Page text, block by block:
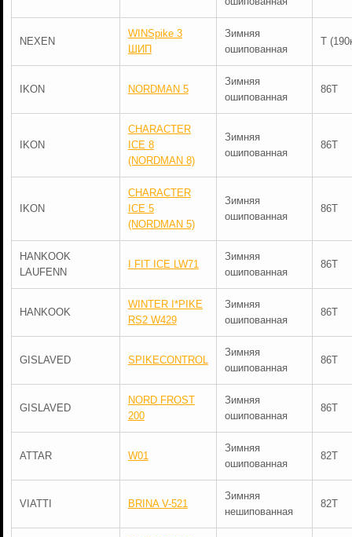
NEXEN
WINSpike 3
ШИП
Зимняя
ошипованная
T
IKON NORDMAN 5
Зимняя
ошипованная
86T
IKON
CHARACTER
ICE 8
(NORDMAN 8)
Зимняя
ошипованная
86T
IKON
CHARACTER
ICE 5
(NORDMAN 5)
Зимняя
ошипованная
86T
HANKOOK
LAUFENN
I FIT ICE LW71
Зимняя
ошипованная
86T
HANKOOK
WINTER I*PIKE
RS2 W429
Зимняя
ошипованная
86T
GISLAVED SPIKECONTROL
Зимняя
ошипованная
86T
GISLAVED
NORD FROST
200
Зимняя
ошипованная
86T
ATTAR W01
Зимняя
ошипованная
82T
VIATTI BRINA V-521
Зимняя
нешипованная
82T